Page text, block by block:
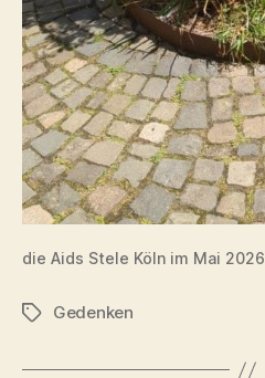
die Aids Stele Köln im Mai 2026
Schlagwörter
Gedenken